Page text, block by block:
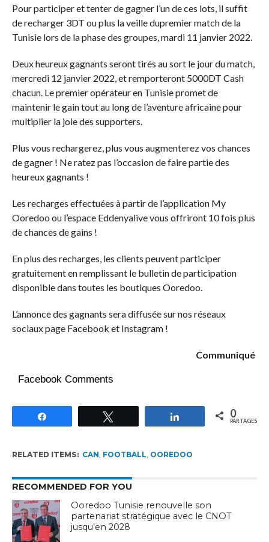
Pour participer et tenter de gagner l’un de ces lots, il suffit
de recharger 3DT ou plus la veille dupremier match de la
Tunisie lors de la phase des groupes, mardi 11 janvier 2022.
Deux heureux gagnants seront tirés au sort le jour du match,
mercredi 12 janvier 2022, et remporteront 5000DT Cash
chacun. Le premier opérateur en Tunisie promet de
maintenir le gain tout au long de l’aventure africaine pour
multiplier la joie des supporters.
Plus vous rechargerez, plus vous augmenterez vos chances
de gagner ! Ne ratez pas l’occasion de faire partie des
heureux gagnants !
Les recharges effectuées à partir de l’application My
Ooredoo ou l’espace Eddenyalive vous offriront 10 fois plus
de chances de gains !
En plus des recharges, les clients peuvent participer
gratuitement en remplissant le bulletin de participation
disponible dans toutes les boutiques Ooredoo.
L’annonce des gagnants sera diffusée sur nos réseaux
sociaux page Facebook et Instagram !
Communiqué
Facebook Comments
Partagez 0
PARTAGES
RELATED ITEMS: CAN FOOTBALL OOREDOO
RECOMMENDED FOR YOU
Ooredoo Tunisie renouvelle son
partenariat stratégique avec le CNOT
jusqu’en 2028